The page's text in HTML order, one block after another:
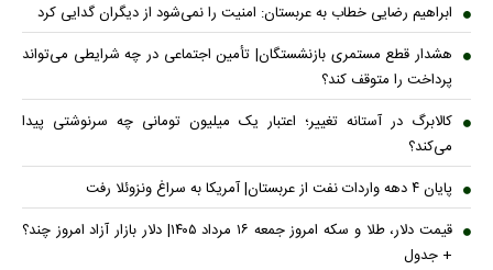
ابراهیم رضایی خطاب به عربستان: امنیت را نمی‌شود از دیگران گدایی کرد
هشدار قطع مستمری بازنشستگان| تأمین اجتماعی در چه شرایطی می‌تواند
پرداخت را متوقف کند؟
کالابرگ در آستانه تغییر؛ اعتبار یک میلیون تومانی چه سرنوشتی پیدا
می‌کند؟
پایان ۴ دهه واردات نفت از عربستان| آمریکا به سراغ ونزوئلا رفت
قیمت دلار، طلا و سکه امروز جمعه ۱۶ مرداد ۱۴۰۵| دلار بازار آزاد امروز چند؟
+ جدول